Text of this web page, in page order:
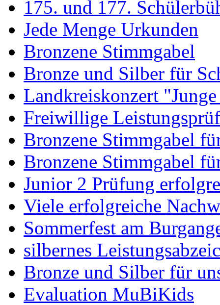
175. und 177.
Jede Menge Urkunden
Bronzene Stimmgabel
Bronze und Silber für
Landkreiskonzert
Freiwillige
Bronzene Stimmgabel
Bronzene Stimmgabel
Junior 2 Prüfung
Viele erfolgreiche
Sommerfest am
silbernes
Bronze und Silber für
Evaluation MuBiKids